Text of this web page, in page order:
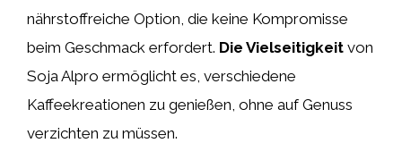
nährstoffreiche Option, die keine Kompromisse
beim Geschmack erfordert. Die Vielseitigkeit von
Soja Alpro ermöglicht es, verschiedene
Kaffeekreationen zu genießen, ohne auf Genuss
verzichten zu müssen.